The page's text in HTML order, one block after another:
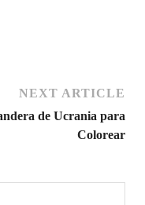
NEXT ARTICLE
de Ucrania para
Colorear